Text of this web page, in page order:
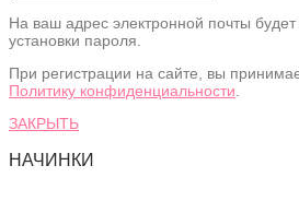
На ваш адрес электронной почты
установки пароля.
При регистрации на сайте, вы
Политику конфиденциальности
ЗАКРЫТЬ
НАЧИНКИ